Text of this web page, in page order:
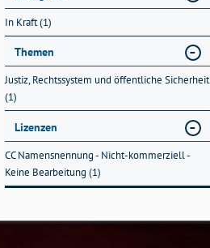
In Kraft (1)
Themen
Justiz, Rechtssystem und öffentliche Sicherheit
(1)
Lizenzen
CC Namensnennung - Nicht-kommerziell -
Keine Bearbeitung (1)